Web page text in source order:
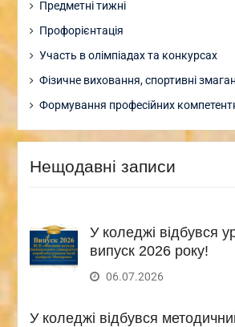
Предметні тижні
Профорієнтація
Участь в олімпіадах та конкурсах
Фізичне виховання, спортивні
Формування професійних
Нещодавні записи
У коледжі відбувся
випуск 2026 року!
06.07.2026
У коледжі відбувся